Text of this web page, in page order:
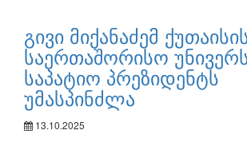
გივი მიქანაძემ
საერთაშორისო
საპატიო პრეზიდენტს
უმასპინძლა
13.10.2025